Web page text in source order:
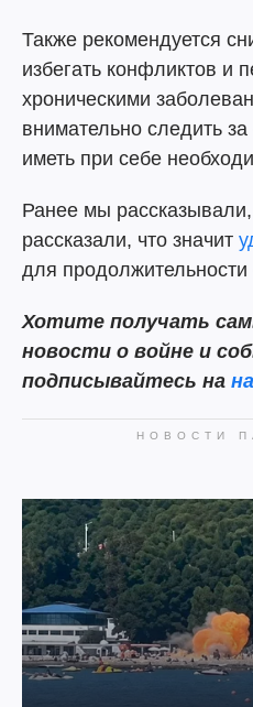
Также рекомендуется
избегать конфликтов и
хроническими
внимательно следить
иметь при себе
Ранее мы
рассказали, что значит
для продолжительности
Хотите получать
новости о войне и
подписывайтесь на